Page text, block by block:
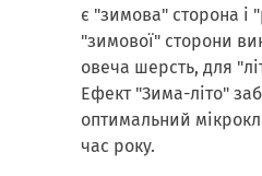
є "зимова" сторона і
"зимової" сторони
овеча шерсть, для
Ефект "Зима-літо"
оптимальний
час року.